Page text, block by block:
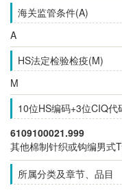
海关监管条件(A)
A
HS法定检验检疫(M)
M
10位HS编码+3位CIQ
6109100021.999
其他棉制针织或钩编男式
所属分类及章节、品目